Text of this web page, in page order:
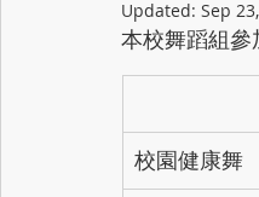
Updated: Sep
本校舞蹈組
校園健康舞